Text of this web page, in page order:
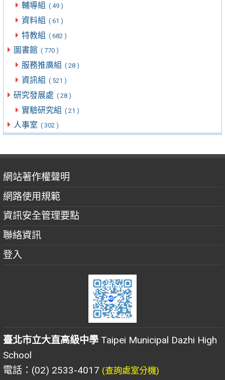
輔導組 ( 49 )
資料組 ( 61 )
特教組 ( 682 )
圖書館 ( 770 )
服務推廣組 ( 28 )
資訊組 ( 521 )
研究發展處 ( 28 )
實驗研究組 ( 21 )
人事室 ( 302 )
網站著作權聲明
網路使用規範
資訊安全管理要點
聯絡資訊
登入
臺北市立大直高級中學 Taipei Municipal Dazhi High
School
電話：(02) 2533-4017 (查詢處室分機)